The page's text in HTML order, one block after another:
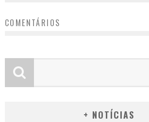
COMENTÁRIOS
+ NOTÍCIAS